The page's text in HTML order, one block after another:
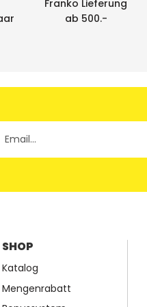
Franko Lieferung
ab 500.-
SHOP
Katalog
Mengenrabatt